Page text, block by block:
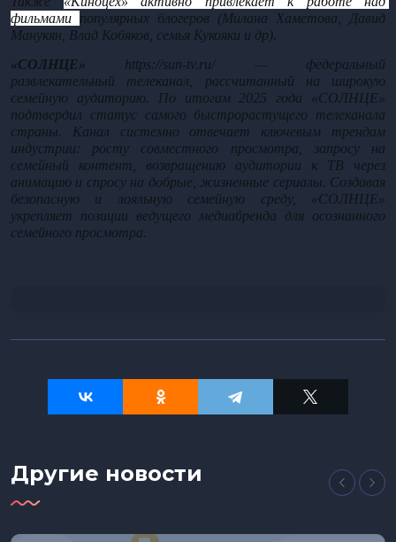
фильмами популярных блогеров (Милана Хаметова, Давид
Манукян, Влад Кобяков, семья Кукояки и др).
«СОЛНЦЕ»
https://sun-tv.ru/ — федеральный
развлекательный телеканал, рассчитанный на широкую
семейную аудиторию. По итогам 2025 года «СОЛНЦЕ»
подтвердил статус самого быстрорастущего телеканала
страны. Канал системно отвечает ключевым трендам
индустрии: росту совместного просмотра, запросу на
семейный контент, возвращению аудитории к ТВ через
анимацию и спросу на добрые, жизненные сериалы. Создавая
безопасную и лояльную семейную среду, «СОЛНЦЕ»
укрепляет позиции ведущего медиабренда для осознанного
семейного просмотра.
Другие новости